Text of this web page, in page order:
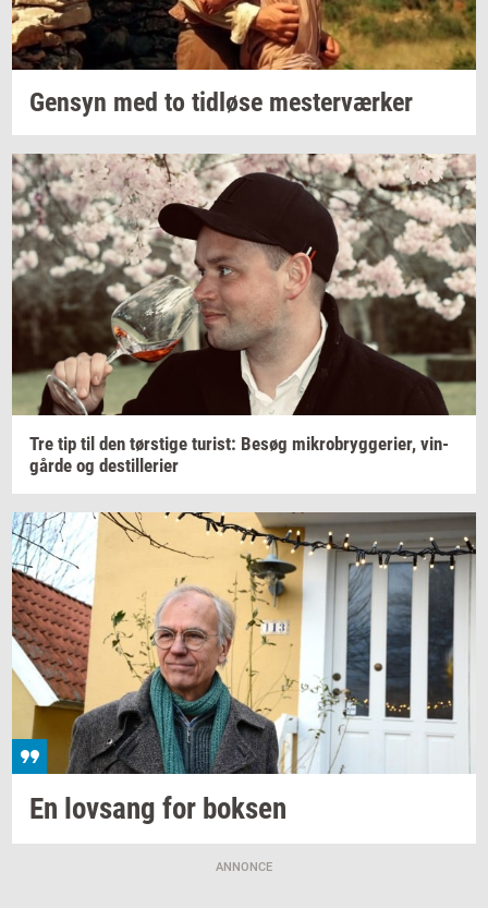
Gen­syn med to tid­lø­se mester­vær­ker
Tre tip til den tørsti­ge turist: Besøg mi­kro­bryg­ge­ri­er, vin­
går­de og destil­le­ri­er
En lovsang for bok­sen
ANNONCE